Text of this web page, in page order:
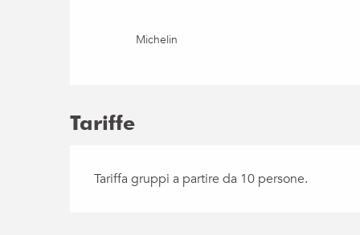
Michelin
Tariffe
Tariffa gruppi a partire da 10 persone.